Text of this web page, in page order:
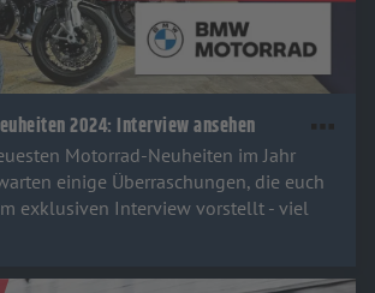
2024: Interview ansehen
Motorrad-Neuheiten im Jahr
einige Überraschungen, die euch
exklusiven Interview vorstellt - viel